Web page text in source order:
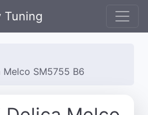
Tuning
SM5755 B6